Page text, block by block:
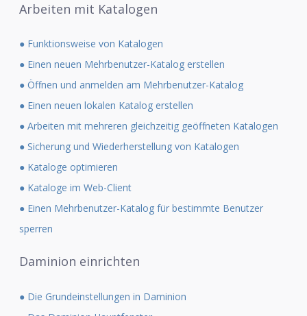
Arbeiten mit Katalogen
● Funktionsweise von Katalogen
● Einen neuen Mehrbenutzer-Katalog erstellen
● Öffnen und anmelden am Mehrbenutzer-Katalog
● Einen neuen lokalen Katalog erstellen
● Arbeiten mit mehreren gleichzeitig geöffneten Katalogen
● Sicherung und Wiederherstellung von Katalogen
● Kataloge optimieren
● Kataloge im Web-Client
● Einen Mehrbenutzer-Katalog für bestimmte Benutzer
sperren
Daminion einrichten
● Die Grundeinstellungen in Daminion